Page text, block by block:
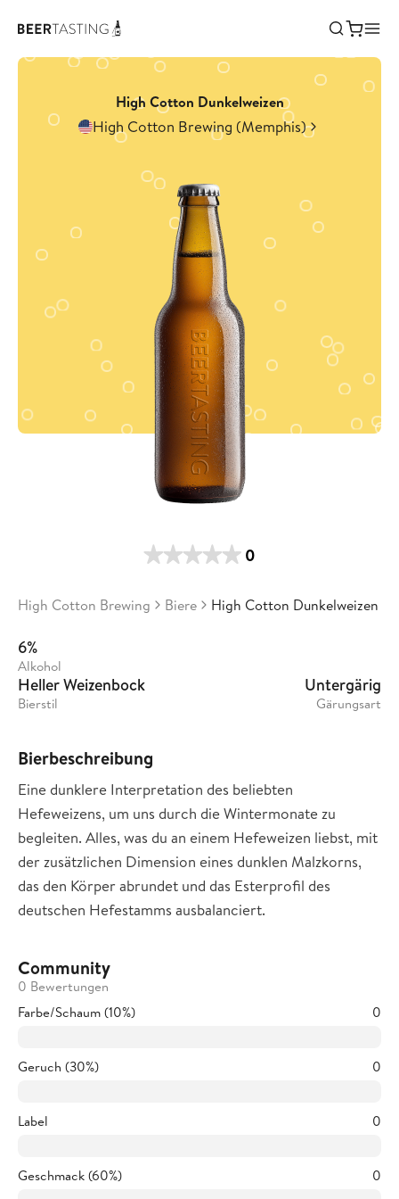
High Cotton Dunkelweizen
High Cotton Brewing (Memphis)
0
High Cotton Brewing Biere High Cotton Dunkelweizen
6%
Alkohol
Heller Weizenbock
Bierstil
Untergärig
Gärungsart
Bierbeschreibung
Eine dunklere Interpretation des beliebten
Hefeweizens, um uns durch die Wintermonate zu
begleiten. Alles, was du an einem Hefeweizen liebst, mit
der zusätzlichen Dimension eines dunklen Malzkorns,
das den Körper abrundet und das Esterprofil des
deutschen Hefestamms ausbalanciert.
Community
0 Bewertungen
Farbe/Schaum (10%)
0
Geruch (30%) 0
Label 0
Geschmack (60%) 0